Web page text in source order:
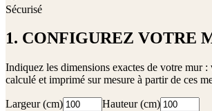
Sécurisé
1. CONFIGUREZ VOTRE
Indiquez les dimensions exactes de votre mur :
calculé et imprimé sur mesure à partir de ces
Largeur (cm) Hauteur (cm)